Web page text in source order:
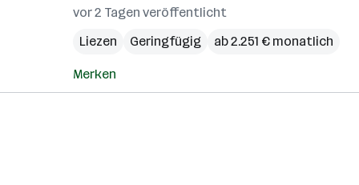
vor 2 Tagen veröffentlicht
Liezen
Geringfügig ab 2.251 € monatlich
Merken